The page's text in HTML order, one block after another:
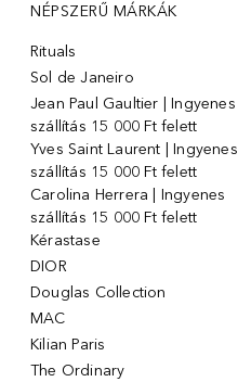
NÉPSZERŰ MÁRKÁK
Rituals
Sol de Janeiro
Jean Paul Gaultier | Ingyenes
szállítás 15 000 Ft felett
Yves Saint Laurent | Ingyenes
szállítás 15 000 Ft felett
Carolina Herrera | Ingyenes
szállítás 15 000 Ft felett
Kérastase
DIOR
Douglas Collection
MAC
Kilian Paris
The Ordinary